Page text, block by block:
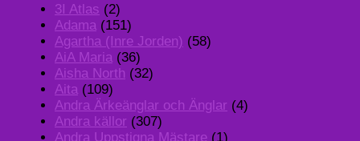
3I Atlas (2)
Adama (151)
Agartha (Inre Jorden) (58)
AiA Maria (36)
Aisha North (32)
Aita (109)
Andra Ärkeänglar och Änglar (4)
Andra källor (307)
Andra Uppstigna Mästare (1)